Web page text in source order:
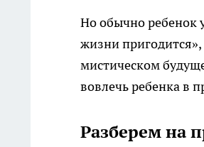
Но обычно ребенок
жизни
мистическом
вовлечь ребенка в
Разберем на